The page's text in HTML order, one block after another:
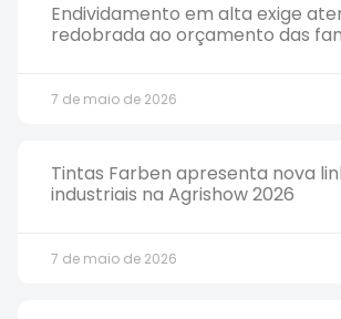
Endividamento em alta exige
redobrada ao orçamento das
7 de maio de 2026
Tintas Farben apresenta nova
industriais na Agrishow 2026
7 de maio de 2026